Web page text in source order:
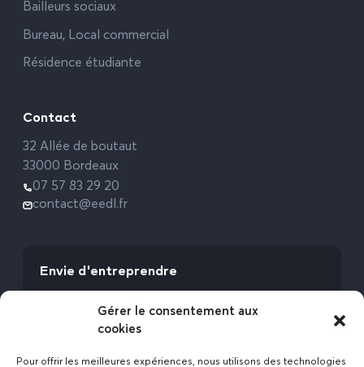
Gérer le consentement aux
cookies
Pour offrir les meilleures expériences, nous utilisons des technologies
Bailleurs sociaux
Bureau, Local commercial
Résidence étudiante
Contact
32 Allée de boutaut
33000 Bordeaux
07 57 83 29 20
contact@eedl.fr
Envie d'entreprendre
avec l’Expert Etat des Lieux !
Rejoignez-nous